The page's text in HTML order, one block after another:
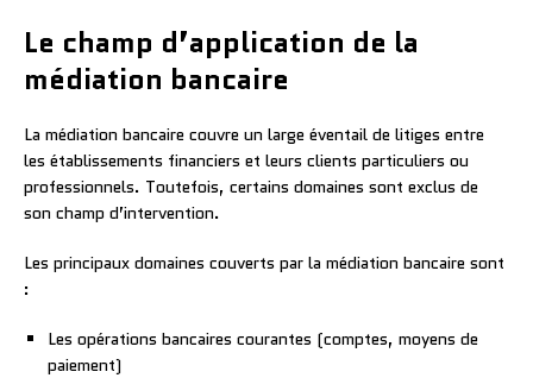
Le champ d’application de la
médiation bancaire
La médiation bancaire couvre un large éventail de litiges entre
les établissements financiers et leurs clients particuliers ou
professionnels. Toutefois, certains domaines sont exclus de
son champ d’intervention.
Les principaux domaines couverts par la médiation bancaire sont
:
Les opérations bancaires courantes (comptes, moyens de
paiement)